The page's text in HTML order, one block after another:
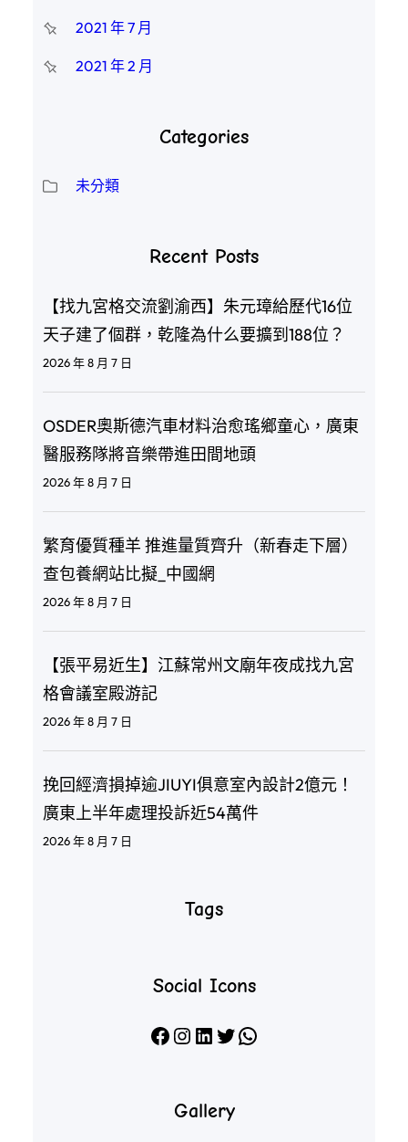
2021 年 7 月
2021 年 2 月
Categories
未分類
Recent Posts
【找九宮格交流劉渝西】朱元璋給歷代16位
天子建了個群，乾隆為什么要擴到188位？
2026 年 8 月 7 日
OSDER奧斯德汽車材料治愈瑤鄉童心，廣東
醫服務隊將音樂帶進田間地頭
2026 年 8 月 7 日
繁育優質種羊 推進量質齊升（新春走下層）
查包養網站比擬_中國網
2026 年 8 月 7 日
【張平易近生】江蘇常州文廟年夜成找九宮
格會議室殿游記
2026 年 8 月 7 日
挽回經濟損掉逾JIUYI俱意室內設計2億元！
廣東上半年處理投訴近54萬件
2026 年 8 月 7 日
Tags
Social Icons
Facebook Instagram LinkedIn X WhatsApp
Gallery